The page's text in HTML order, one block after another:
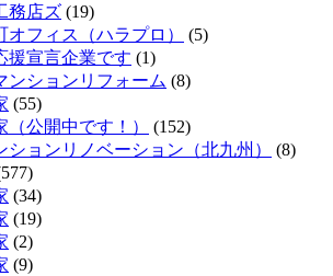
務店ズ (19)
オフィス（ハラプロ）
(5)
援宣言企業です (1)
ンションリフォーム (8)
(55)
（公開中です！）
(152)
ションリノベーション（北九州）
(8)
(34)
(19)
(2)
(9)